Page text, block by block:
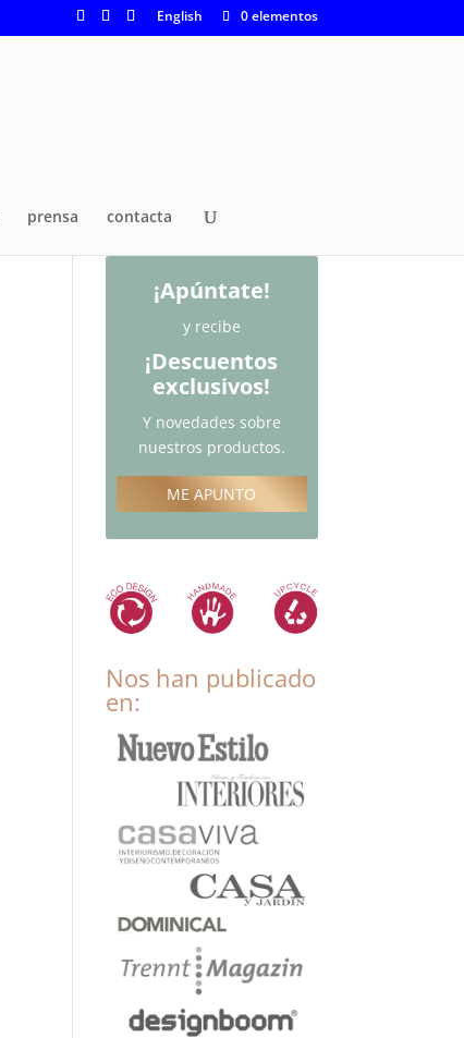
English 0 elementos
prensa contacta
¡Apúntate!
y recibe
¡Descuentos
exclusivos!
Y novedades sobre
nuestros productos.
ME APUNTO
Nos han publicado
en: